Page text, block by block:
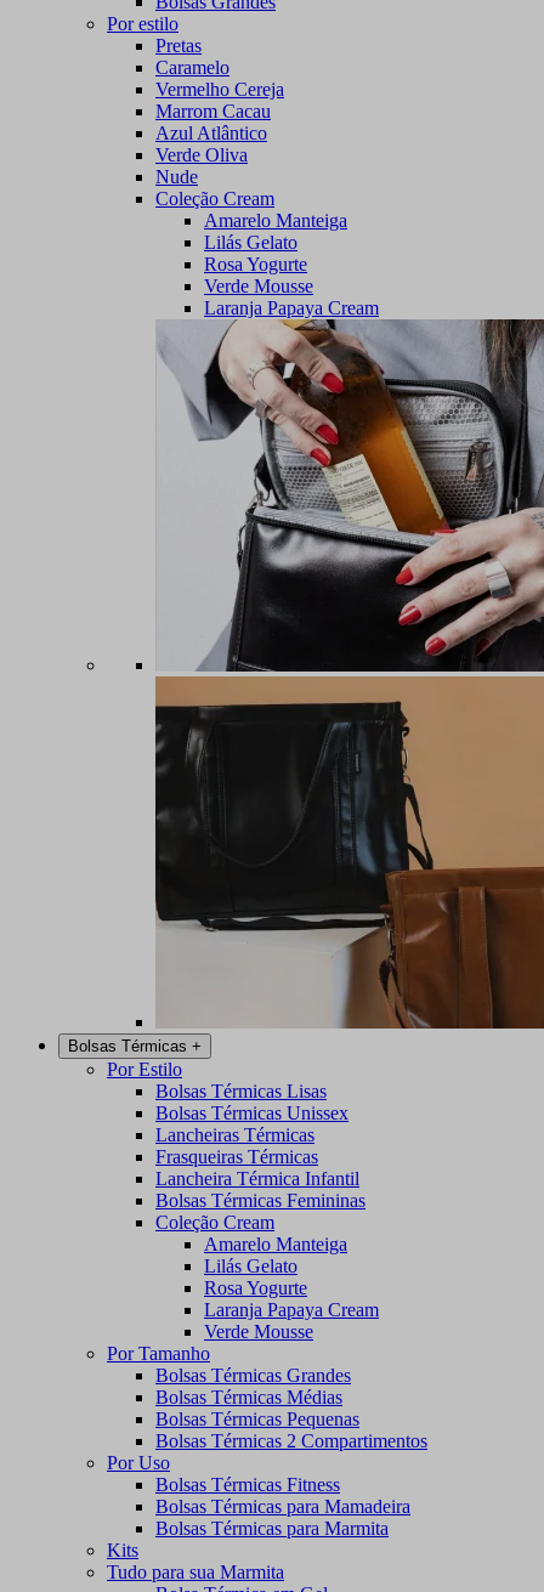
Por estilo
Pretas
Caramelo
Vermelho Cereja
Marrom Cacau
Azul Atlântico
Verde Oliva
Nude
Coleção Cream
Amarelo Manteiga
Lilás Gelato
Rosa Yogurte
Verde Mousse
Laranja Papaya Cream
Bolsas Térmicas +
Por Estilo
Bolsas Térmicas Lisas
Bolsas Térmicas Unissex
Lancheiras Térmicas
Frasqueiras Térmicas
Lancheira Térmica Infantil
Bolsas Térmicas Femininas
Coleção Cream
Amarelo Manteiga
Lilás Gelato
Rosa Yogurte
Laranja Papaya Cream
Verde Mousse
Por Tamanho
Bolsas Térmicas Grandes
Bolsas Térmicas Médias
Bolsas Térmicas Pequenas
Bolsas Térmicas 2 Compartimentos
Por Uso
Bolsas Térmicas Fitness
Bolsas Térmicas para Mamadeira
Bolsas Térmicas para Marmita
Kits
Tudo para sua Marmita